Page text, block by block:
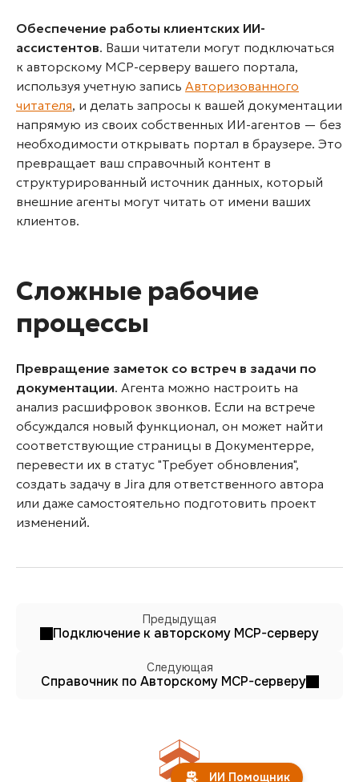
Обеспечение работы клиентских ИИ-
ассистентов. Ваши читатели могут подключаться
к авторскому MCP-серверу вашего портала,
используя учетную запись Авторизованного
читателя, и делать запросы к вашей документации
напрямую из своих собственных ИИ-агентов — без
необходимости открывать портал в браузере. Это
превращает ваш справочный контент в
структурированный источник данных, который
внешние агенты могут читать от имени ваших
клиентов.
Сложные рабочие
процессы
Превращение заметок со встреч в задачи по
документации. Агента можно настроить на
анализ расшифровок звонков. Если на встрече
обсуждался новый функционал, он может найти
соответствующие страницы в Документерре,
перевести их в статус "Требует обновления",
создать задачу в Jira для ответственного автора
или даже самостоятельно подготовить проект
изменений.
Предыдущая
Подключение к авторскому MCP-серверу
Следующая
Справочник по Авторскому MCP-серверу
ИИ Помощник